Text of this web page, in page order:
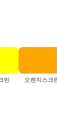
린 오렌지스크